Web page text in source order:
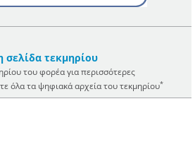
σελίδα τεκμηρίου
του φορέα για περισσότερες
όλα τα ψηφιακά αρχεία του τεκμηρίου*